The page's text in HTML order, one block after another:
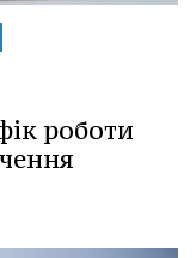
роботи